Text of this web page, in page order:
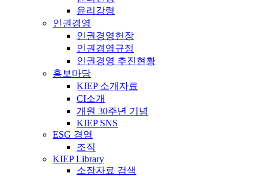
윤리강령
인권경영
인권경영헌장
인권경영규정
인권경영 추진현황
홍보마당
KIEP 소개자료
CI소개
개원 30주년 기념
KIEP SNS
ESG 경영
조직
KIEP Library
소장자료 검색